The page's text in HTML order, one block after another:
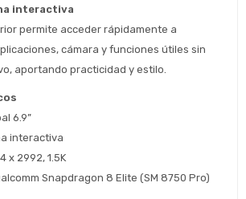
interactiva
permite acceder rápidamente a
cámara y funciones útiles sin
aportando practicidad y estilo.
6.9”
interactiva
x 2992, 1.5K
Snapdragon 8 Elite (SM 8750 Pro)
ahora y Pagá
hasta en 12
y sin tocar tu
tarjeta de crédito
* sujeto aprobación crediticia
identidad
nacimiento
Estimado/a
que prefieras!
tus productos preferidos
no tenes oferta, lamentamos
por cualquier duda
contactanos en
¡Algo salió mal!